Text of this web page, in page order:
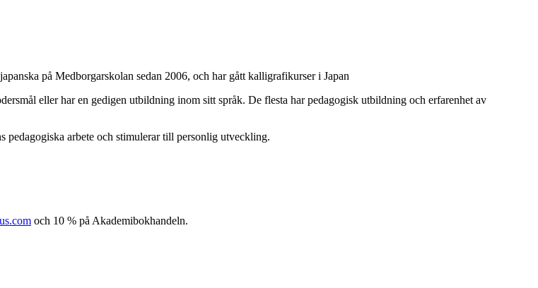
på Medborgarskolan sedan 2006, och har gått kalligrafikurser i Japan
eller har en gedigen utbildning inom sitt språk. De flesta har pedagogisk utbildning och erfarenhet av
pedagogiska arbete och stimulerar till personlig utveckling.
och 10 % på Akademibokhandeln.